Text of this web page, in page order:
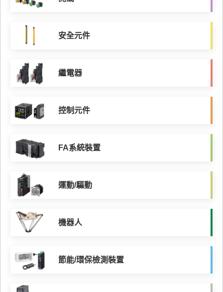
安全元件
繼電器
控制元件
FA系統裝置
運動/驅動
機器人
節能/環保檢測裝置